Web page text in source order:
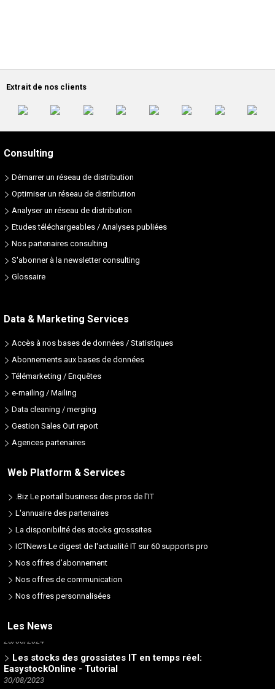
Extrait de nos clients
Consulting
Démarrer un réseau de distribution
Optimiser un réseau de distribution
Analyser un réseau de distribution
Etudes téléchargeables / Analyses publiées
Nos partenaires consulting
S'abonner à la newsletter consulting
Glossaire
Data & Marketing Services
Accès à nos bases de données / Statistiques
Abonnements aux bases de données
Télémarketing / Enquêtes
e-mailing / Mailing
Data cleaning / merging
Gestion Sales Out report
Agences partenaires
Web Platform & Services
.Biz Le portail business des pros de l'IT
L'annuaire des partenaires
La disponibilité des stocks grosssites
ICTNews Le digest de l'actualité IT sur 60 supports pro
Nos offres d'abonnement
Nos offres de communication
Nos offres personnalisées
Les News
France et dans le monde
26/06/2024
Les stocks des grossistes IT en temps réel:
EasystockOnline - Tutorial
30/08/2023